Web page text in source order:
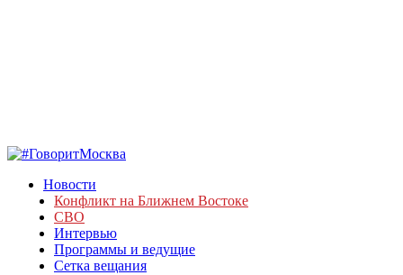
Новости
Конфликт на Ближнем Востоке
СВО
Интервью
Программы и ведущие
Сетка вещания